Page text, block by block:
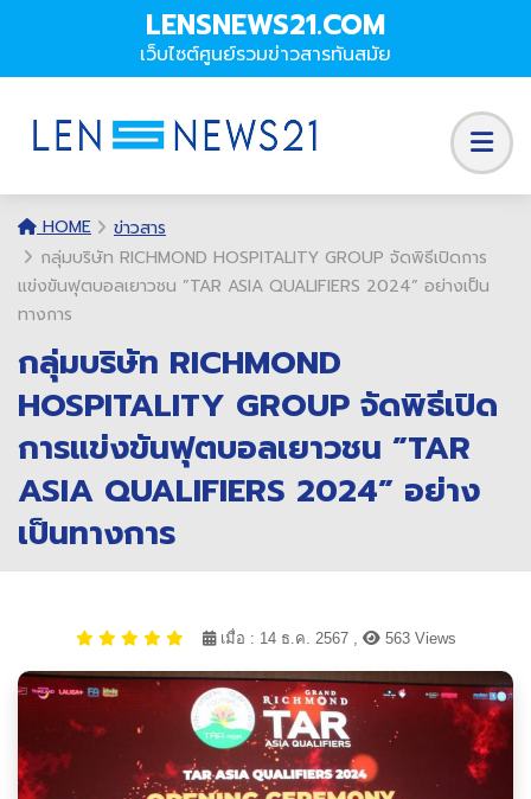
LENSNEWS21.COM
เว็บไซต์ศูนย์รวมข่าวสารทันสมัย
HOME
ข่าวสาร
กลุ่มบริษัท RICHMOND HOSPITALITY GROUP จัดพิธีเปิดการ
แข่งขันฟุตบอลเยาวชน ”TAR ASIA QUALIFIERS 2024” อย่างเป็น
ทางการ
กลุ่มบริษัท RICHMOND
HOSPITALITY GROUP จัดพิธีเปิด
การแข่งขันฟุตบอลเยาวชน ”TAR
ASIA QUALIFIERS 2024” อย่าง
เป็นทางการ
เมื่อ : 14 ธ.ค. 2567 , 563 Views